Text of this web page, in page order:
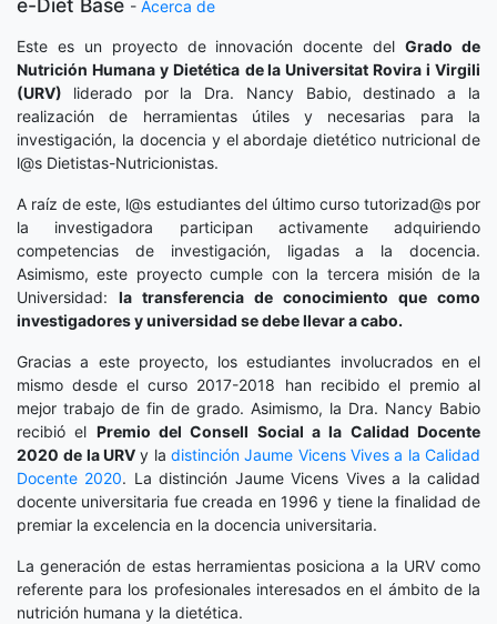
e-Diet Base - Acerca de
Este es un proyecto de innovación docente delGrado de
Nutrición Humana y Dietética de la Universitat Rovira i Virgili
(URV) liderado por la Dra. Nancy Babio, destinado a la
realización de herramientas útiles y necesarias para la
investigación, la docencia y el abordaje dietético nutricional de
l@s Dietistas-Nutricionistas.
A raíz de este, l@s estudiantes del último curso tutorizad@s por
la investigadora participan activamente adquiriendo
competencias de investigación, ligadas a la docencia.
Asimismo, este proyecto cumple con la tercera misión de la
Universidad: la transferencia de conocimiento que como
investigadores y universidad se debe llevar a cabo.
Gracias a este proyecto, los estudiantes involucrados en el
mismo desde el curso 2017-2018 han recibido el premio al
mejor trabajo de fin de grado. Asimismo, la Dra. Nancy Babio
recibió el Premio del Consell Social a la Calidad Docente
2020 de la URV y ladistinción Jaume Vicens Vives a la Calidad
Docente 2020. La distinción Jaume Vicens Vives a la calidad
docente universitaria fue creada en 1996 y tiene la finalidad de
premiar la excelencia en la docencia universitaria.
La generación de estas herramientas posiciona a la URV como
referente para los profesionales interesados en el ámbito de la
nutrición humana y la dietética.